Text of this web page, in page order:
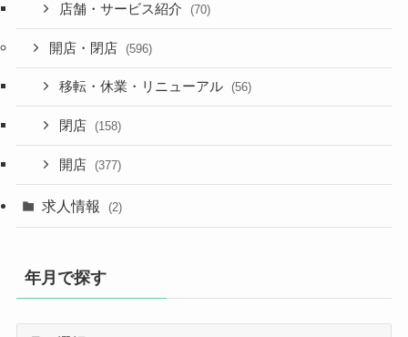
店舗・サービス紹介 (70)
開店・閉店 (596)
移転・休業・リニューアル (56)
閉店 (158)
開店 (377)
求人情報 (2)
年月で探す